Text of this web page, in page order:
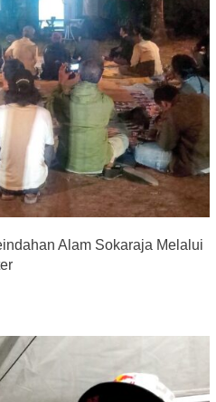
Alam Sokaraja Melalui